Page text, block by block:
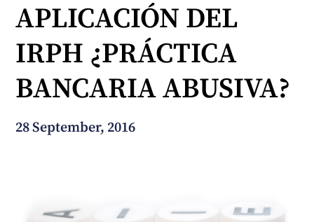
Startseite
Font Mora Sainz de Baranda
Blog und Nachrichten
APLICACIÓN DEL
IRPH ¿PRÁCTICA
BANCARIA ABUSIVA?
28 September, 2016